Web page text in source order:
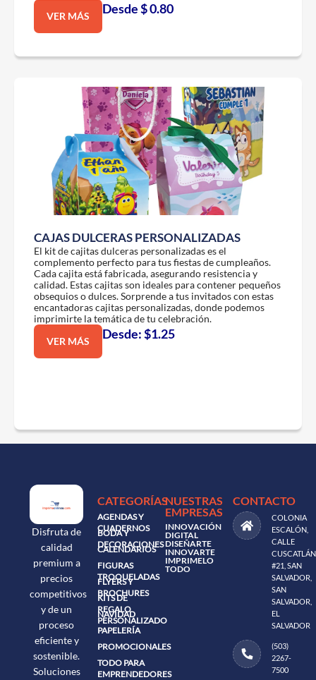
VER MÁS
Desde $ 0.80
CAJAS DULCERAS PERSONALIZADAS
El kit de cajitas dulceras personalizadas es el
complemento perfecto para tus fiestas de cumpleaños.
Cada cajita está fabricada, asegurando resistencia y
calidad. Estas cajitas son ideales para contener pequeños
obsequios o dulces. Sorprende a tus invitados con estas
encantadoras cajitas personalizadas, donde podemos
imprimirte la temática de tu celebración.
VER MÁS
Desde: $1.25
Disfruta de
calidad
premium a
precios
competitivos
y de un
proceso
eficiente y
sostenible.
Soluciones
CATEGORÍAS
AGENDAS Y
CUADERNOS
BODA Y
DECORACIONES
CALENDARIOS
FIGURAS
TROQUELADAS
FLYERS Y
BROCHURES
KITS DE
REGALO
PERSONALIZADO
NAVIDAD
PAPELERÍA
PROMOCIONALES
TODO PARA
EMPRENDEDORES
NUESTRAS
EMPRESAS
INNOVACIÓN
DIGITAL
DISEÑARTE
INNOVARTE
IMPRIMELO
TODO
CONTACTO
COLONIA
ESCALÓN,
CALLE
CUSCATLÁN
#21, SAN
SALVADOR,
SAN
SALVADOR,
EL
SALVADOR
(503)
2267-
7500